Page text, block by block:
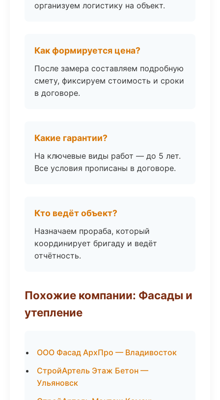
организуем логистику на объект.
Как формируется цена?
После замера составляем подробную
смету, фиксируем стоимость и сроки
в договоре.
Какие гарантии?
На ключевые виды работ — до 5 лет.
Все условия прописаны в договоре.
Кто ведёт объект?
Назначаем прораба, который
координирует бригаду и ведёт
отчётность.
Похожие компании: Фасады и
утепление
ООО Фасад АрхПро — Владивосток
СтройАртель Этаж Бетон —
Ульяновск